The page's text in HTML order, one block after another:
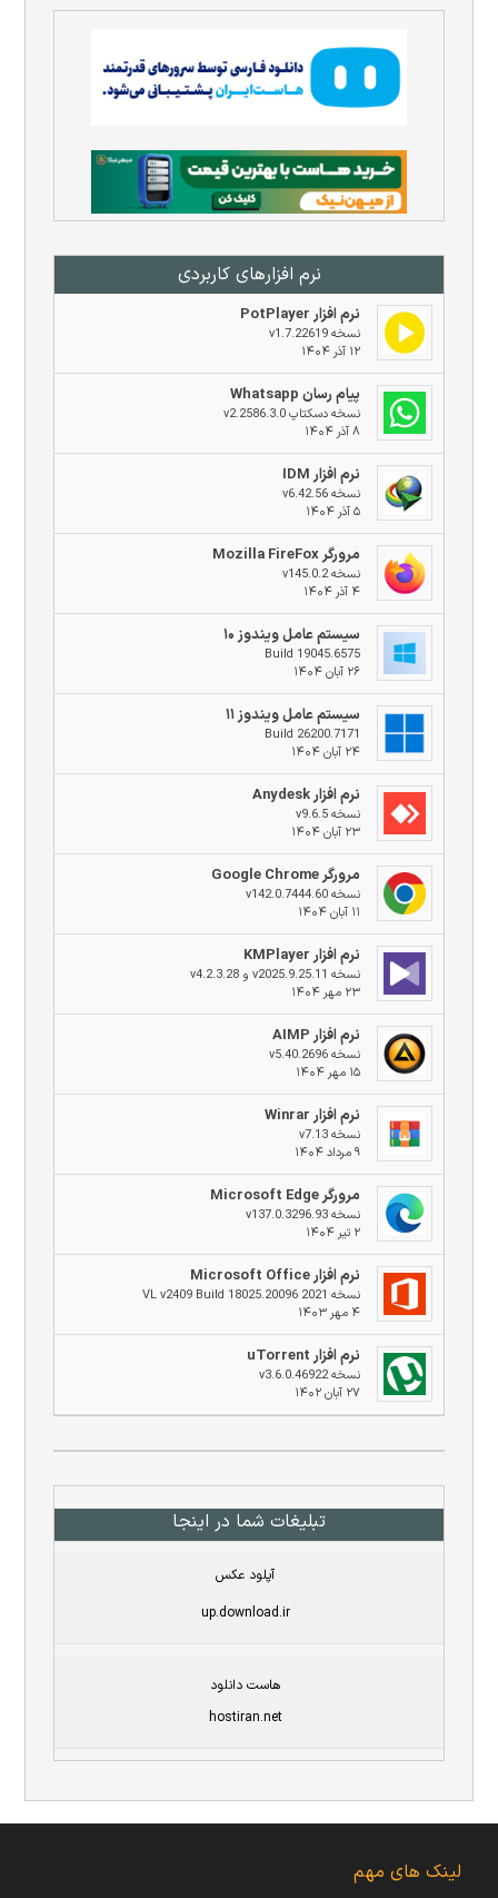
نرم افزار‌های کاربردی
نرم افزار PotPlayer
نسخه v1.7.22619
۱۲ آذر ۱۴۰۴
پیام رسان Whatsapp
نسخه دسکتاپ v2.2586.3.0
۸ آذر ۱۴۰۴
نرم افزار IDM
نسخه v6.42.56
۵ آذر ۱۴۰۴
مرورگر Mozilla FireFox
نسخه v145.0.2
۴ آذر ۱۴۰۴
سیستم عامل ویندوز ۱۰
Build 19045.6575
۲۶ آبان ۱۴۰۴
سیستم عامل ویندوز ۱۱
Build 26200.7171
۲۴ آبان ۱۴۰۴
نرم افزار Anydesk
نسخه v9.6.5
۲۳ آبان ۱۴۰۴
مرورگر Google Chrome
نسخه v142.0.7444.60
۱۱ آبان ۱۴۰۴
نرم افزار KMPlayer
نسخه v2025.9.25.11 و v4.2.3.28
۲۳ مهر ۱۴۰۴
نرم افزار AIMP
نسخه v5.40.2696
۱۵ مهر ۱۴۰۴
نرم افزار Winrar
نسخه v7.13
۹ مرداد ۱۴۰۴
مرورگر Microsoft Edge
نسخه v137.0.3296.93
۲ تیر ۱۴۰۴
نرم افزار Microsoft Office
نسخه 2021 VL v2409 Build 18025.20096
۴ مهر ۱۴۰۳
نرم افزار uTorrent
نسخه v3.6.0.46922
۲۷ آبان ۱۴۰۲
تبلیغات شما در اینجا
آپلود عکس
up.download.ir
هاست دانلود
hostiran.net
لینک های مهم